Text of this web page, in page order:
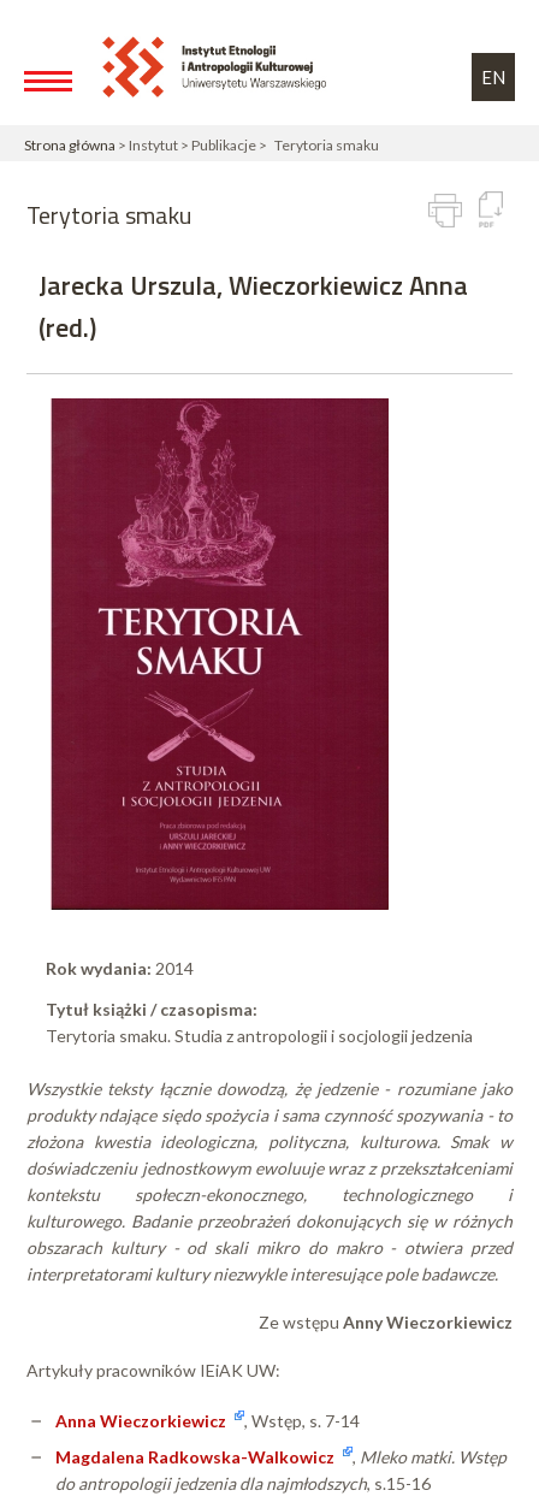
EN
Strona główna > Instytut > Publikacje > Terytoria smaku
Terytoria smaku
Jarecka Urszula, Wieczorkiewicz Anna
(red.)
Rok wydania: 2014
Tytuł książki / czasopisma:
Terytoria smaku. Studia z antropologii i socjologii jedzenia
Wszystkie teksty łącznie dowodzą, żę jedzenie - rozumiane jako
produkty ndające siędo spożycia i sama czynność spozywania - to
złożona kwestia ideologiczna, polityczna, kulturowa. Smak w
doświadczeniu jednostkowym ewoluuje wraz z przekształceniami
kontekstu społeczn-ekonocznego, technologicznego i
kulturowego. Badanie przeobrażeń dokonujących się w różnych
obszarach kultury - od skali mikro do makro - otwiera przed
interpretatorami kultury niezwykle interesujące pole badawcze.
Ze wstępu Anny Wieczorkiewicz
Artykuły pracowników IEiAK UW:
Anna Wieczorkiewicz
, Wstęp, s. 7-14
Magdalena Radkowska-Walkowicz
, Mleko matki. Wstęp
do antropologii jedzenia dla najmłodszych, s.15-16